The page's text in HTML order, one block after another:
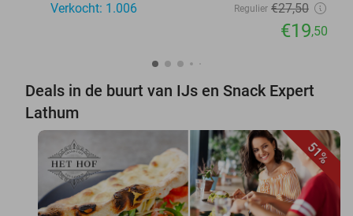
Verkocht: 1.006
Regulier €27,50
€19,50
Deals in de buurt van IJs en Snack Expert
Lathum
51%